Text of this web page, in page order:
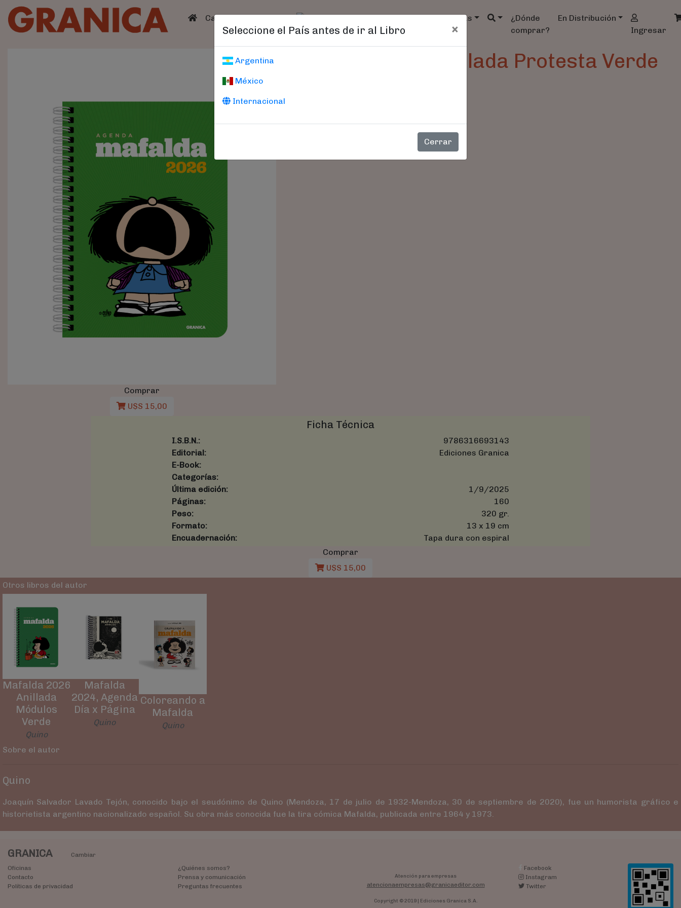
(current)
Catálogo Catálogo Agendas
¿Dónde
comprar?
En Distribución
Ingresar
Seleccione el País antes de ir al Libro ×
Argentina
México
Internacional
Cerrar
Comprar
U$S 15,00
Mafalda 2026 Anillada Protesta Verde
Ficha Técnica
I.S.B.N.:
9786316693143
Editorial:
Ediciones Granica
E-Book:
Categorías:
Última edición:
1/9/2025
Páginas:
160
Peso:
320 gr.
Formato:
13 x 19 cm
Encuadernación:
Tapa dura con espiral
Comprar
U$S 15,00
Otros libros del autor
Mafalda 2026
Anillada
Módulos
Verde
Quino
Mafalda
2024, Agenda
Día x Página
Quino
Coloreando a
Mafalda
Quino
Sobre el autor
Quino
Joaquín Salvador Lavado Tejón,​ conocido bajo el seudónimo de Quino (Mendoza, 17 de julio de 1932-Mendoza, 30 de septiembre de 2020), fue un humorista gráfico e
historietista argentino nacionalizado español. Su obra más conocida fue la tira cómica Mafalda, publicada entre 1964 y 1973.
GRANICA
Cambiar
Oficinas
Contacto
Políticas de privacidad
¿Quiénes somos?
Prensa y comunicación
Preguntas frecuentes
Atención para empresas
atencionaempresas@granicaeditor.com
Copyright © 2019 | Ediciones Granica S.A.
Facebook
Instagram
Twitter